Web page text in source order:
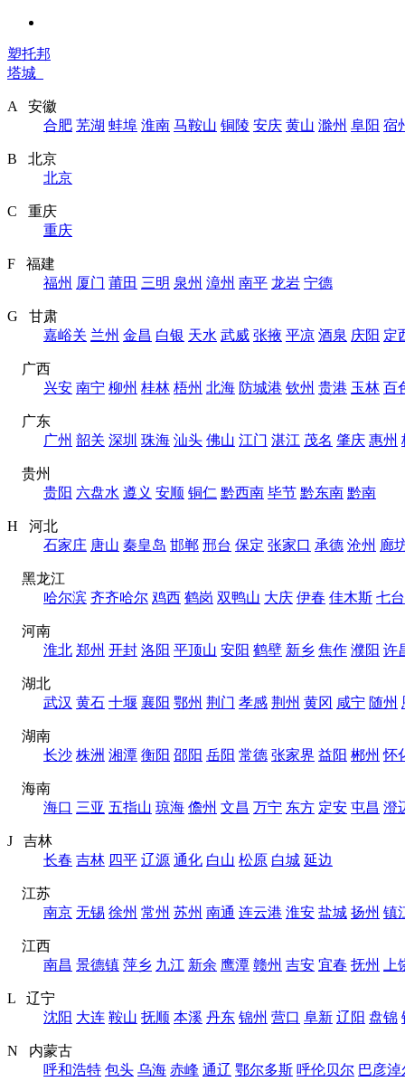
塑托邦
塔城
A 安徽
合肥 芜湖 蚌埠 淮南 马鞍山 铜陵 安庆 黄山 滁州 阜阳 宿
B 北京
北京
C 重庆
重庆
F 福建
福州 厦门 莆田 三明 泉州 漳州 南平 龙岩 宁德
G 甘肃
嘉峪关 兰州 金昌 白银 天水 武威 张掖 平凉 酒泉 庆阳 定
广西
兴安 南宁 柳州 桂林 梧州 北海 防城港 钦州 贵港 玉林 百
广东
广州 韶关 深圳 珠海 汕头 佛山 江门 湛江 茂名 肇庆 惠州
贵州
贵阳 六盘水 遵义 安顺 铜仁 黔西南 毕节 黔东南 黔南
H 河北
石家庄 唐山 秦皇岛 邯郸 邢台 保定 张家口 承德 沧州 廊
黑龙江
哈尔滨 齐齐哈尔 鸡西 鹤岗 双鸭山 大庆 伊春 佳木斯 七
河南
淮北 郑州 开封 洛阳 平顶山 安阳 鹤壁 新乡 焦作 濮阳 许
湖北
武汉 黄石 十堰 襄阳 鄂州 荆门 孝感 荆州 黄冈 咸宁 随州
湖南
长沙 株洲 湘潭 衡阳 邵阳 岳阳 常德 张家界 益阳 郴州 怀
海南
海口 三亚 五指山 琼海 儋州 文昌 万宁 东方 定安 屯昌 澄
J 吉林
长春 吉林 四平 辽源 通化 白山 松原 白城 延边
江苏
南京 无锡 徐州 常州 苏州 南通 连云港 淮安 盐城 扬州 镇
江西
南昌 景德镇 萍乡 九江 新余 鹰潭 赣州 吉安 宜春 抚州 上
L 辽宁
沈阳 大连 鞍山 抚顺 本溪 丹东 锦州 营口 阜新 辽阳 盘锦
N 内蒙古
呼和浩特 包头 乌海 赤峰 通辽 鄂尔多斯 呼伦贝尔 巴彦淖